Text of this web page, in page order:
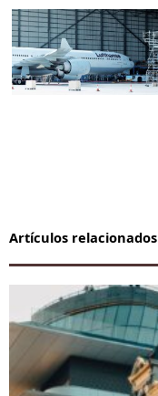
Artículos relacionados